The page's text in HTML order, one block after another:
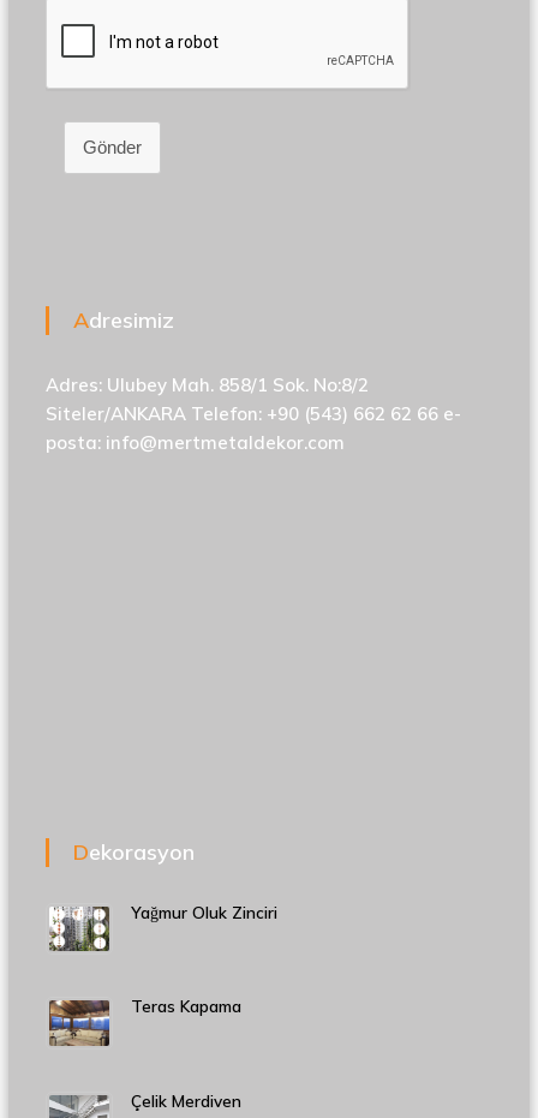
Gönder
Adresimiz
Adres: Ulubey Mah. 858/1 Sok. No:8/2
Siteler/ANKARA Telefon: +90 (543) 662 62 66 e-
posta: info@mertmetaldekor.com
Dekorasyon
Yağmur Oluk Zinciri
Teras Kapama
Çelik Merdiven